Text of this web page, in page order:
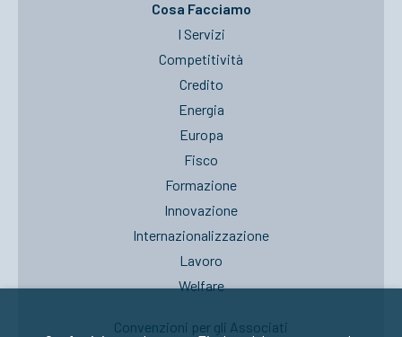
Cosa Facciamo
I Servizi
Competitività
Credito
Energia
Europa
Fisco
Formazione
Innovazione
Internazionalizzazione
Lavoro
Welfare
Convenzioni per gli Associati